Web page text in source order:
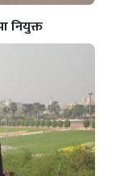
नियुक्त